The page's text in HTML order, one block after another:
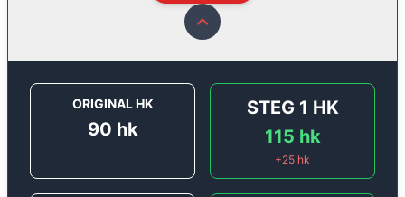
ORIGINAL HK
90 hk
STEG 1 HK
115 hk
+25 hk